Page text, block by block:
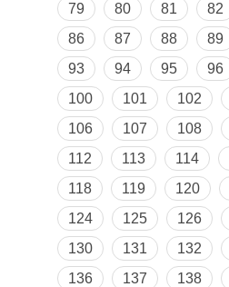
79
80 81 82
86
87 88 89
93
94 95 96
100
101 102
106
107 108
112
113 114
118
119 120
124
125 126
130
131 132
136
137 138